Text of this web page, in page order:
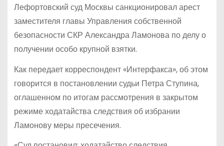
Лефортовский суд Москвы санкционировал арест
заместителя главы Управления собственной
безопасности СКР Александра Ламонова по делу о
получении особо крупной взятки.
Как передает корреспондент «Интерфакса», об этом
говорится в постановлении судьи Петра Ступина,
оглашенном по итогам рассмотрения в закрытом
режиме ходатайства следствия об избрании
Ламонову меры пресечения.